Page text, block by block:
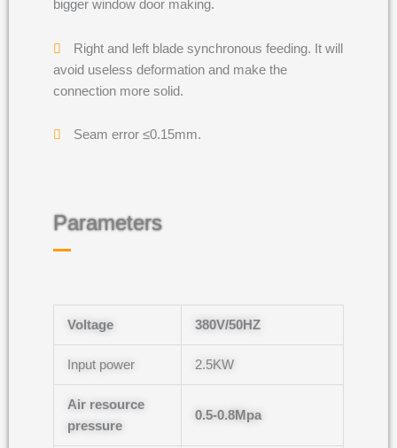
bigger window door making.
Right and left blade synchronous feeding. It will
avoid useless deformation and make the
connection more solid.
Seam error ≤0.15mm.
Parameters
Voltage 380V/50HZ
Input power 2.5KW
Air resource
pressure
0.5-0.8Mpa